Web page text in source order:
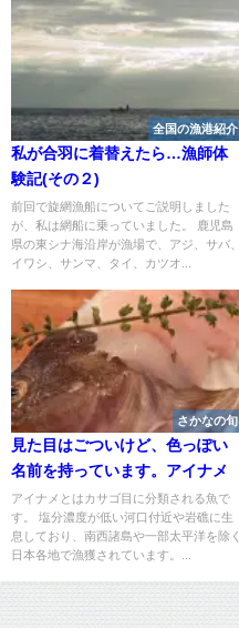
全国の漁港紹介
私が合羽に着替えたら…漁師体
験記(その２)
前回で旋網漁船についてご説明しました
が、私は網船に乗っていました。 鹿児島
県の東シナ海沿岸が漁場で、アジ、サバ、
イワシ、サンマ、タイ、カツオ...
さかなの旬
見た目はごついけど、色っぽい
名前を持っています。アイナメ
アイナメとはカサゴ目に分類される魚で
す。 塩分濃度が低い河口付近や岩礁に生
息しており、南西諸島や一部太平洋を除く
日本各地で漁獲されています。...